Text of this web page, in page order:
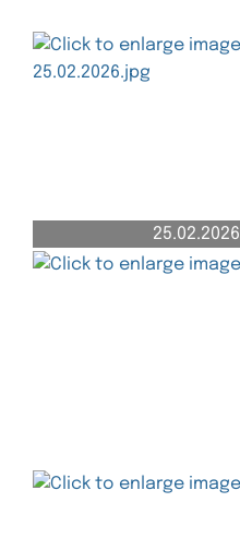
25.02.2026